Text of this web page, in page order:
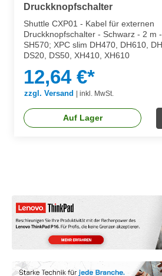
Druckknopfschalter
Shuttle CXP01 - Kabel für externen
Druckknopfschalter - Schwarz - 2 m
SH570; XPC slim DH470, DH610,
DS20, DS50, XH410, XH610
12,64 €*
zzgl. Versand inkl. MwSt.
Auf Lager